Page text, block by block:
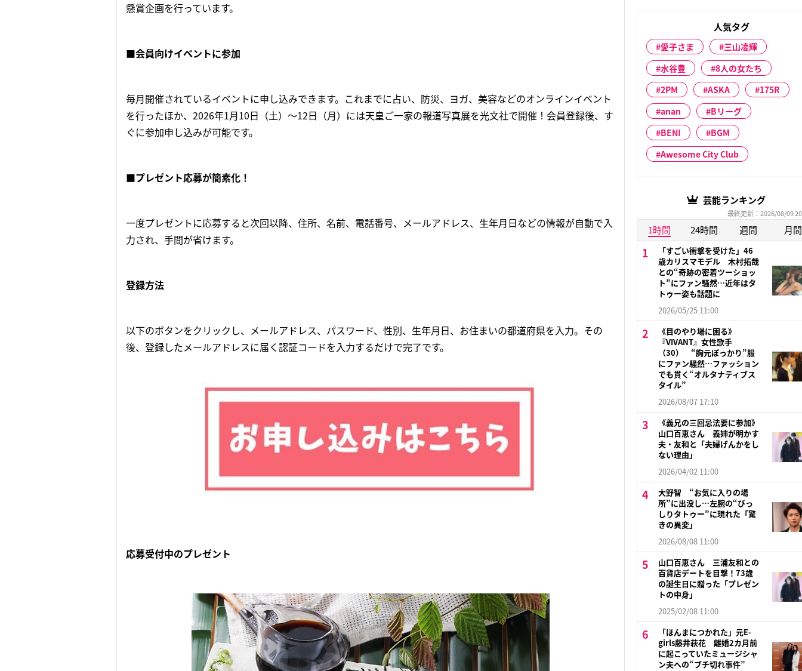
懸賞企画を行っています。
■会員向けイベントに参加
毎月開催されているイベントに申し込みできます。これまでに占い、防災、ヨガ、美容などのオンラインイベント
を行ったほか、2026年1月10日（土）～12日（月）には天皇ご一家の報道写真展を光文社で開催！会員登録後、す
ぐに参加申し込みが可能です。
■プレゼント応募が簡素化！
一度プレゼントに応募すると次回以降、住所、名前、電話番号、メールアドレス、生年月日などの情報が自動で入
力され、手間が省けます。
登録方法
以下のボタンをクリックし、メールアドレス、パスワード、性別、生年月日、お住まいの都道府県を入力。その
後、登録したメールアドレスに届く認証コードを入力するだけで完了です。
応募受付中のプレゼント
人気タグ
愛子さま
三山凌輝
水谷豊
8人の女たち
2PM
ASKA
175R
anan
Bリーグ
BENI
BGM
Awesome City Club
芸能ランキング
最終更新：2026/08/09
1時間 24時間 週間 月間
「すごい衝撃を受けた」46
歳カリスマモデル 木村拓哉
との“奇跡の密着ツーショッ
ト”にファン騒然…近年はタ
トゥー姿も話題に
2026/05/25 11:00
《目のやり場に困る》
『VIVANT』女性歌手
（30） “胸元ぽっかり”服
にファン騒然…ファッション
でも貫く“オルタナティブス
タイル”
2026/08/07 17:10
《義兄の三回忌法要に参加》
山口百恵さん 義姉が明かす
夫・友和と「夫婦げんかをし
ない理由」
2026/04/02 11:00
大野智 “お気に入りの場
所”に出没し…左腕の“びっ
しりタトゥー”に現れた「驚
きの異変」
2026/08/08 11:00
山口百恵さん 三浦友和との
百貨店デートを目撃！73歳
の誕生日に贈った「プレゼン
トの中身」
2025/02/08 11:00
「ほんまにつかれた」元E-
girls藤井萩花 離婚2カ月前
に起こっていたミュージシャ
ン夫への“ブチ切れ事件”